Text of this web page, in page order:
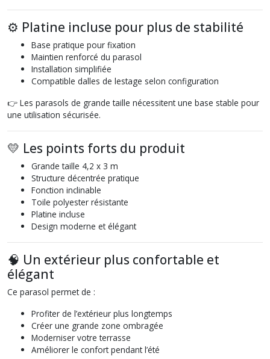
⚙️ Platine incluse pour plus de stabilité
Base pratique pour fixation
Maintien renforcé du parasol
Installation simplifiée
Compatible dalles de lestage selon configuration
👉 Les parasols de grande taille nécessitent une base stable pour
une utilisation sécurisée.
💛 Les points forts du produit
Grande taille 4,2 x 3 m
Structure décentrée pratique
Fonction inclinable
Toile polyester résistante
Platine incluse
Design moderne et élégant
🧠 Un extérieur plus confortable et
élégant
Ce parasol permet de :
Profiter de l’extérieur plus longtemps
Créer une grande zone ombragée
Moderniser votre terrasse
Améliorer le confort pendant l’été